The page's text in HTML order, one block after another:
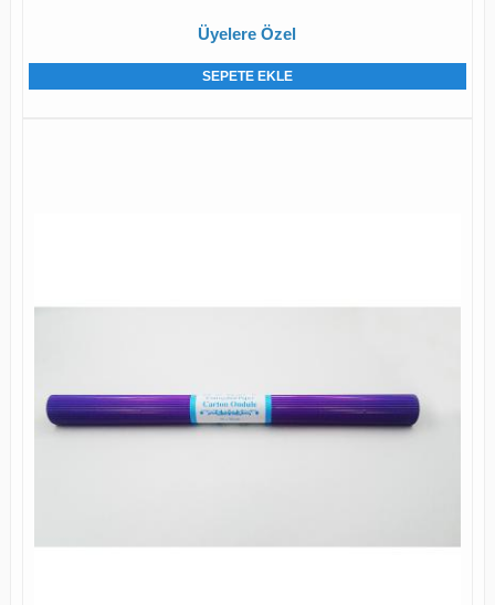
Üyelere Özel
SEPETE EKLE